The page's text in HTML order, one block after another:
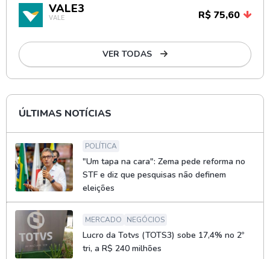
VALE3
VALE R$ 75,60
VER TODAS
ÚLTIMAS NOTÍCIAS
POLÍTICA
"Um tapa na cara": Zema pede reforma no
STF e diz que pesquisas não definem
eleições
MERCADO NEGÓCIOS
Lucro da Totvs (TOTS3) sobe 17,4% no 2º
tri, a R$ 240 milhões